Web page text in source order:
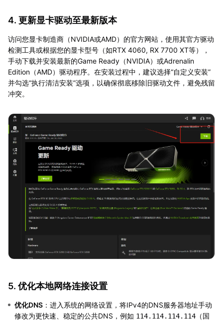
4. 更新显卡驱动至最新版本
访问您显卡制造商（NVIDIA或AMD）的官方网站，使用其官方驱动
检测工具或根据您的显卡型号（如RTX 4060, RX 7700 XT等），
手动下载并安装最新的Game Ready（NVIDIA）或Adrenalin
Edition（AMD）驱动程序。在安装过程中，建议选择“自定义安装”
并勾选“执行清洁安装”选项，以确保彻底移除旧驱动文件，避免残留
冲突。
5. 优化本地网络连接设置
优化DNS ：进入系统的网络设置，将IPv4的DNS服务器地址手动
修改为更快速、稳定的公共DNS，例如 114.114.114.114 （国